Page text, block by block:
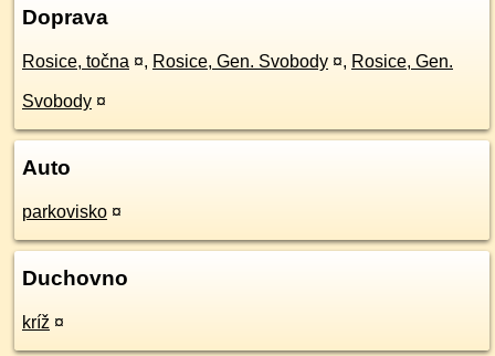
Doprava
Rosice, točna ¤, Rosice, Gen. Svobody ¤, Rosice, Gen.
Svobody ¤
Auto
parkovisko ¤
Duchovno
kríž ¤